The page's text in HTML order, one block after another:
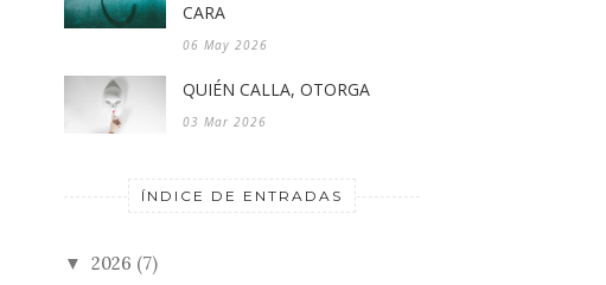
CARA
06 May 2026
QUIÉN CALLA, OTORGA
03 Mar 2026
ÍNDICE DE ENTRADAS
▼ 2026 (7)